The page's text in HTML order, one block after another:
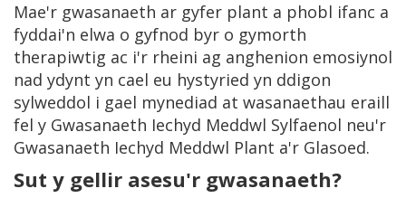
Mae'r gwasanaeth ar gyfer plant a phobl ifanc a
fyddai'n elwa o gyfnod byr o gymorth
therapiwtig ac i'r rheini ag anghenion emosiynol
nad ydynt yn cael eu hystyried yn ddigon
sylweddol i gael mynediad at wasanaethau eraill
fel y Gwasanaeth Iechyd Meddwl Sylfaenol neu'r
Gwasanaeth Iechyd Meddwl Plant a'r Glasoed.
Sut y gellir asesu'r gwasanaeth?